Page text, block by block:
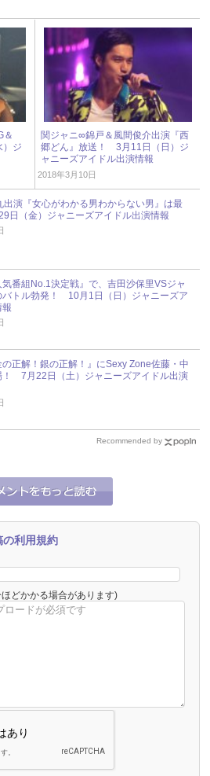
＆
ジ
関ジャニ∞錦戸＆風間俊介出演『西
郷どん』放送！ 3月11日（日）ジ
ャニーズアイドル出演情報
2018年3月10日
出演『女心がわかる男わからない男』は最
日（金）ジャニーズアイドル出演情報
気番組No.1決定戦』で、吉田沙保里VSジャ
バトル勃発！ 10月1日（日）ジャニーズア
報
の正解！銀の正解！』にSexy Zone佐藤・中
！ 7月22日（土）ジャニーズアイドル出演
Recommended by
の利用規約
どかかる場合があります)